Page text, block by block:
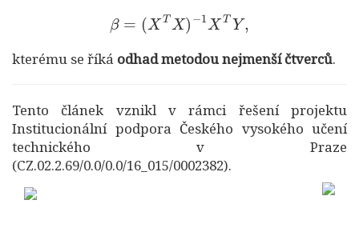
(XTX)−1XTY,
kterému se říká odhad metodou nejmenší čtverců.
Tento článek vznikl v rámci řešení projektu
Institucionální podpora Českého vysokého učení
technického v Praze
(CZ.02.2.69/0.0/0.0/16_015/0002382).